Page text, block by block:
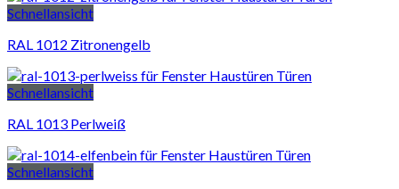
Schnellansicht
RAL 1012 Zitronengelb
Schnellansicht
RAL 1013 Perlweiß
Schnellansicht